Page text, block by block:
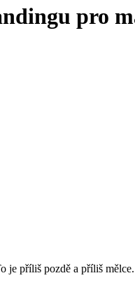
pro
je příliš pozdě a příliš mělce.